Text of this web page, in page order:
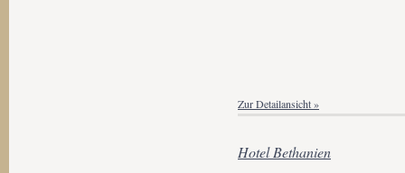
Zur Detailansicht »
Hotel Bethanien